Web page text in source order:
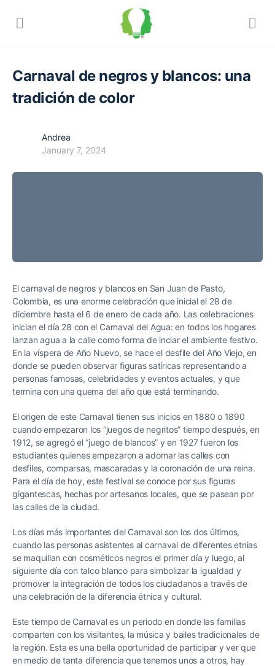
Carnaval de negros y blancos: una
tradición de color
Andrea
January 7, 2024
El carnaval de negros y blancos en San Juan de Pasto,
Colombia, es una enorme celebración que inicial el 28 de
diciembre hasta el 6 de enero de cada año. Las celebraciones
inician el día 28 con el Carnaval del Agua: en todos los hogares
lanzan agua a la calle como forma de inciar el ambiente festivo.
En la víspera de Año Nuevo, se hace el desfile del Año Viejo, en
donde se pueden observar figuras satíricas representando a
personas famosas, celebridades y eventos actuales, y que
termina con una quema del año que está terminando.
El origen de este Carnaval tienen sus inicios en 1880 o 1890
cuando empezaron los “juegos de negritos” tiempo después, en
1912, se agregó el “juego de blancos” y en 1927 fueron los
estudiantes quienes empezaron a adornar las calles con
desfiles, comparsas, mascaradas y la coronación de una reina.
Para el día de hoy, este festival se conoce por sus figuras
gigantescas, hechas por artesanos locales, que se pasean por
las calles de la ciudad.
Los días más importantes del Carnaval son los dos últimos,
cuando las personas asistentes al carnaval de diferentes etnias
se maquillan con cosméticos negros el primer día y luego, al
siguiente día con talco blanco para simbolizar la igualdad y
promover la integración de todos los ciudadanos a través de
una celebración de la diferencia étnica y cultural.
Este tiempo de Carnaval es un periodo en donde las familias
comparten con los visitantes, la música y bailes tradicionales de
la región. Esta es una bella oportunidad de participar y ver que
en medio de tanta diferencia que tenemos unos a otros, hay